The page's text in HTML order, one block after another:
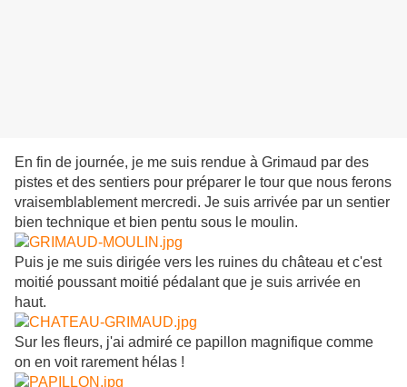
En fin de journée, je me suis rendue à Grimaud par des
pistes et des sentiers pour préparer le tour que nous ferons
vraisemblablement mercredi. Je suis arrivée par un sentier
bien technique et bien pentu sous le moulin.
Puis je me suis dirigée vers les ruines du château et c'est
moitié poussant moitié pédalant que je suis arrivée en
haut.
Sur les fleurs, j'ai admiré ce papillon magnifique comme
on en voit rarement hélas !